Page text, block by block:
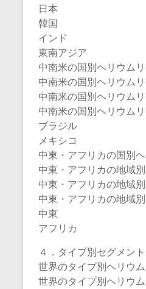
日本
韓国
インド
東南アジア
中南米の国別ヘリウム
中南米の国別ヘリウム
中南米の国別ヘリウム
中南米の国別ヘリウム
ブラジル
メキシコ
中東・アフリカの国別
中東・アフリカの地域
中東・アフリカの地域
中東・アフリカの地域
中東
アフリカ
４．タイプ別セグメント
世界のタイプ別ヘリウ
世界のタイプ別ヘリウ